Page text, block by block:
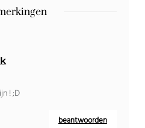
! ;D
beantwoorden